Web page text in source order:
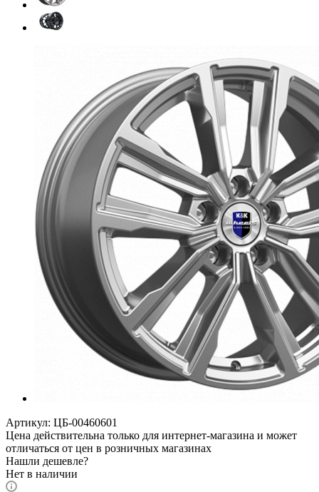
Артикул: ЦБ-00460601
Цена действительна только для интернет-магазина и может
отличаться от цен в розничных магазинах
Нашли дешевле?
Нет в наличии